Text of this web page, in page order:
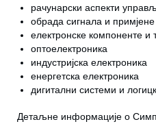
рачунарски аспекти
обрада сигнала и примјене
електронске компоненте и
оптоелектроника
индустријска електроника
енергетска електроника
дигитални системи и
Детаљне информације о